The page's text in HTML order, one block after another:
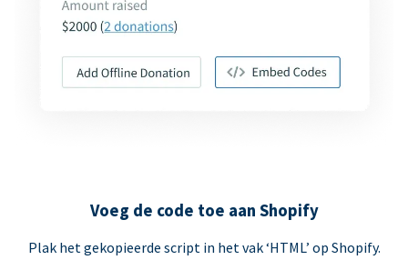
Voeg de code toe aan Shopify
Plak het gekopieerde script in het vak ‘HTML’ op Shopify.